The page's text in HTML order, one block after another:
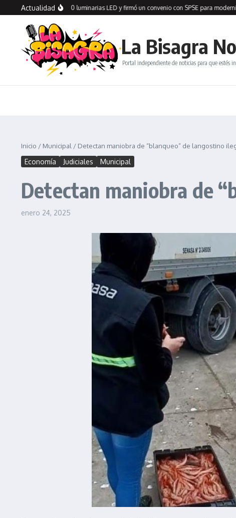
Saltar al contenido
Actualidad
Seco recibió 100 luminarias LED y firmó un convenio con SPSE para modernizar
La Bisagra
Portal independiente de noticias para que estés
Inicio / Municipal / Detectan maniobra de “blanqueo” de langostino
Economía Judiciales Municipal
Detectan maniobra de
enero 24, 2025